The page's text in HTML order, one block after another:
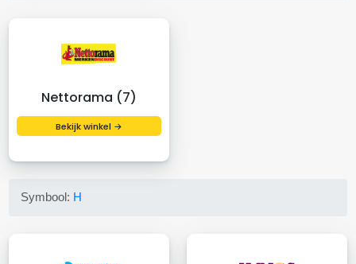
Nettorama (7)
Bekijk winkel →
Symbool: H